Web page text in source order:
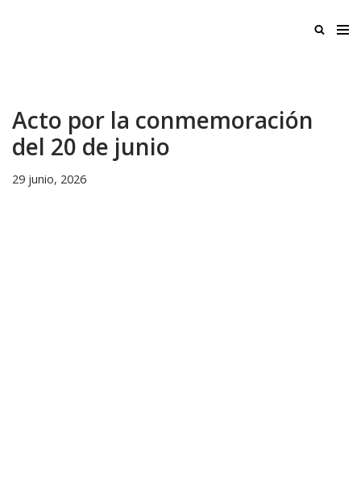
Acto por la conmemoración
del 20 de junio
29 junio, 2026